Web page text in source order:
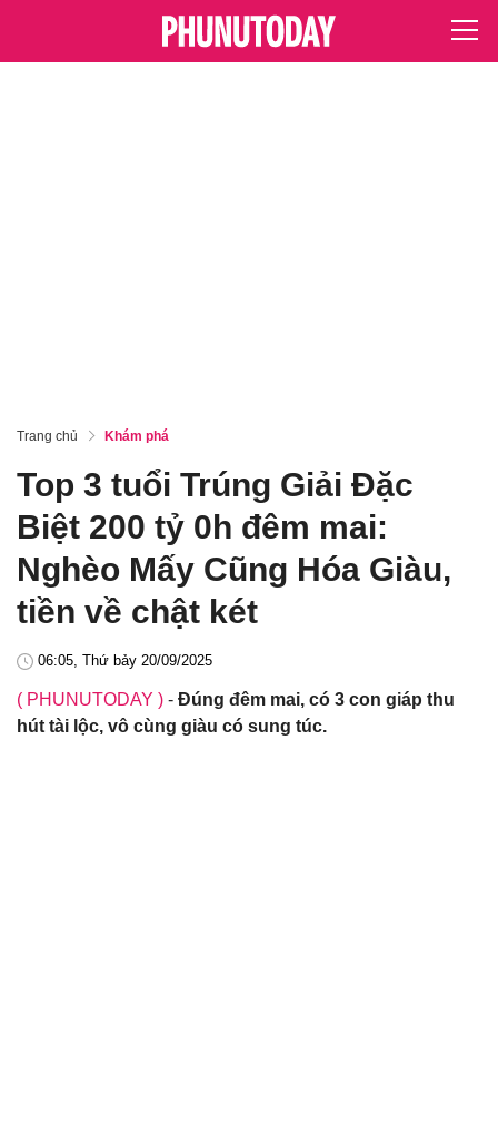
Trang chủ Khám phá
Top 3 tuổi Trúng Giải Đặc
Biệt 200 tỷ 0h đêm mai:
Nghèo Mấy Cũng Hóa Giàu,
tiền về chật két
06:05, Thứ bảy 20/09/2025
( PHUNUTODAY ) - Đúng đêm mai, có 3 con giáp thu
hút tài lộc, vô cùng giàu có sung túc.